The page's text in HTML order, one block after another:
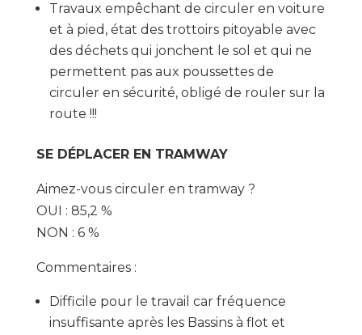
Travaux empêchant de circuler en voiture
et à pied, état des trottoirs pitoyable avec
des déchets qui jonchent le sol et qui ne
permettent pas aux poussettes de
circuler en sécurité, obligé de rouler sur la
route !!!
SE DÉPLACER EN TRAMWAY
Aimez-vous circuler en tramway ?
OUI : 85,2 %
NON : 6 %
Commentaires :
Difficile pour le travail car fréquence
insuffisante après les Bassins à flot et